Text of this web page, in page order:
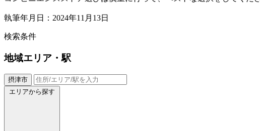
執筆年月日：2024年11月13日
検索条件
地域エリア・駅
摂津市
エリアから探す